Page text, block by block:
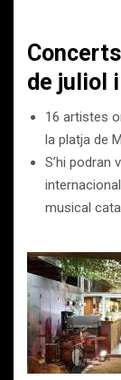
de juliol
16 artistes
la platja de
S’hi podran
musical